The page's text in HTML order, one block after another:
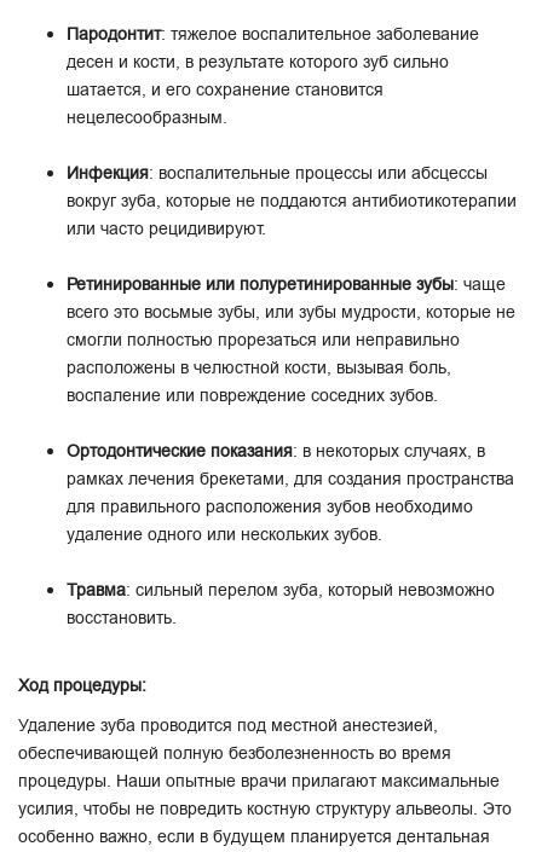
Пародонтит: тяжелое воспалительное заболевание
десен и кости, в результате которого зуб сильно
шатается, и его сохранение становится
нецелесообразным.
Инфекция: воспалительные процессы или абсцессы
вокруг зуба, которые не поддаются антибиотикотерапии
или часто рецидивируют.
Ретинированные или полуретинированные зубы: чаще
всего это восьмые зубы, или зубы мудрости, которые не
смогли полностью прорезаться или неправильно
расположены в челюстной кости, вызывая боль,
воспаление или повреждение соседних зубов.
Ортодонтические показания: в некоторых случаях, в
рамках лечения брекетами, для создания пространства
для правильного расположения зубов необходимо
удаление одного или нескольких зубов.
Травма: сильный перелом зуба, который невозможно
восстановить.
Ход процедуры:
Удаление зуба проводится под местной анестезией,
обеспечивающей полную безболезненность во время
процедуры. Наши опытные врачи прилагают максимальные
усилия, чтобы не повредить костную структуру альвеолы. Это
особенно важно, если в будущем планируется дентальная